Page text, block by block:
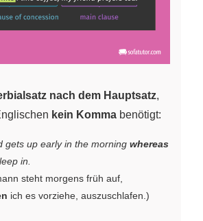
nach dem Hauptsatz,
kein Komma benötigt:
gets up early in the morning whereas
in.
steht morgens früh auf,
ich es vorziehe, auszuschlafen.)